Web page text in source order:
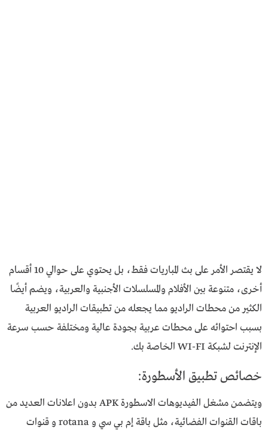
لا يقتصر الأمر على بث المباريات فقط، بل يحتوي على حوالي 10 أقسام
أخرى، متنوعة بين الأفلام والمسلسلات الأجنبية والعربية، ويضم أيضًا
الكثير من محطات الراديو مما يجعله من تطبيقات الراديو العربية
بسبب احتوائه على محطات عربية بجودة عالية ومختلفة حسب سرعة
الإنترنت لشبكة WI-FI الخاصة بك.
خصائص تطبيق الأسطورة:
ويتضمن مشغل الفيديوهات الاسطورة APK بدون اعلانات العديد من
باقات القنوات الفضائية، مثل باقة إم بي سي و rotana و قنوات